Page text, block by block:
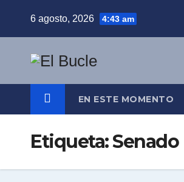
6 agosto, 2026 4:43 am
EN ESTE MOMENTO
Etiqueta:Senado